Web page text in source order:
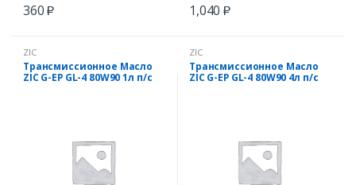
360₽ 1,040₽
ZIC
Трансмиссионное Масло
ZIC G-EP GL-4 80W90 1л п/с
ZIC
Трансмиссионное Масло
ZIC G-EP GL-4 80W90 4л п/с